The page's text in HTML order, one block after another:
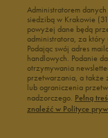
Administratorem
siedzibą w Krakowie
powyżej dane będą
administratora, za który
Podając swój adres
handlowych. Podanie
otrzymywania
przetwarzania, a także
lub ograniczenia
nadzorczego. Pełną
znaleźć w Polityce